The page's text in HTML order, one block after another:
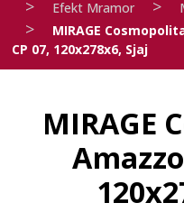
> Efekt Mramor >
>
MIRAGE
CP 07, 120x278x6, Sjaj
MIRAGE